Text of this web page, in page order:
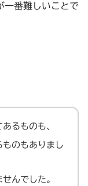
一番難しいことで
るものも、
のもありまし
んでした。